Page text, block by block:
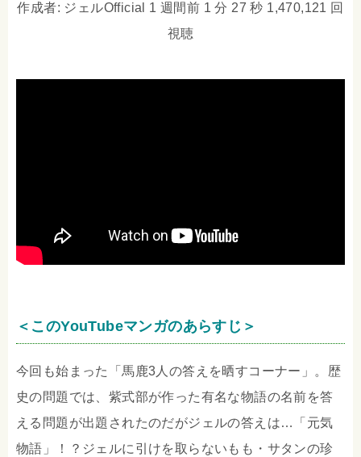
作成者: ジェルOfficial 1 週間前 1 分 27 秒 1,470,121 回
視聴
＜このYouTubeマンガのあらすじ＞
今回も始まった「馬鹿3人の答えを晒すコーナー」。歴
史の問題では、紫式部が作った有名な物語の名前を答
える問題が出題されたのだがジェルの答えは…「元気
物語」！？ジェルに引けを取らないもも・サタンの珍